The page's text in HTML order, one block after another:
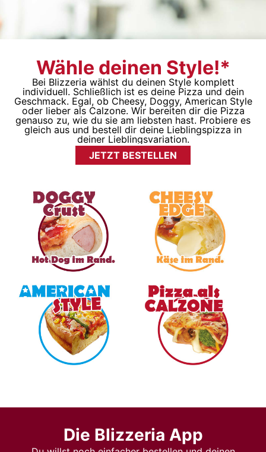
Wähle deinen Style!*
Bei Blizzeria wählst du deinen Style komplett
individuell. Schließlich ist es deine Pizza und dein
Geschmack. Egal, ob Cheesy, Doggy, American Style
oder lieber als Calzone. Wir bereiten dir die Pizza
genauso zu, wie du sie am liebsten hast. Probiere es
gleich aus und bestell dir deine Lieblingspizza in
deiner Lieblingsvariation.
JETZT BESTELLEN
Die Blizzeria App